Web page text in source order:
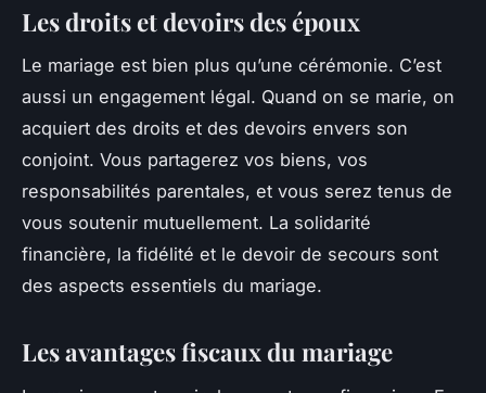
Les droits et devoirs des époux
Le mariage est bien plus qu’une cérémonie. C’est
aussi un engagement légal. Quand on se marie, on
acquiert des droits et des devoirs envers son
conjoint. Vous partagerez vos biens, vos
responsabilités parentales, et vous serez tenus de
vous soutenir mutuellement. La solidarité
financière, la fidélité et le devoir de secours sont
des aspects essentiels du mariage.
Les avantages fiscaux du mariage